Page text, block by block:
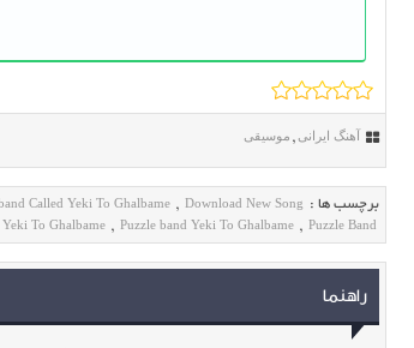
آهنگ ایرانی , موسیقی
برچسب ها : Download New Song
,
Called Yeki To Ghalbame
Puzzle Band
,
Puzzle band Yeki To Ghalbame
,
Yeki To Ghalbame
راهنما